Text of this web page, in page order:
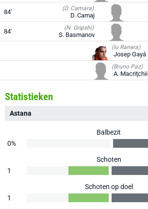
84' (O. Camara)
D. Camaj
84' (N. Gripshi)
S. Basmanov
(Iu Ranera)
Josep Gayá
(Bruno Paz)
A. Macriţchii
Statistieken
Astana
Balbezit
0%
Schoten
1
Schoten op doel
1